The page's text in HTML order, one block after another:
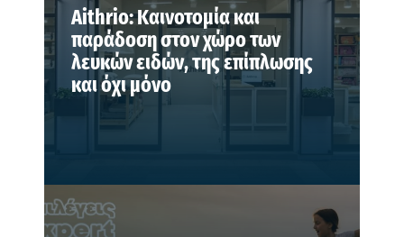
Aithrio: Καινοτομία και
παράδοση στον χώρο των
λευκών ειδών, της επίπλωσης
και όχι μόνο